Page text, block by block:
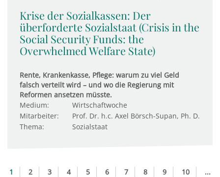
Krise der Sozialkassen: Der
überforderte Sozialstaat (Crisis in the
Social Security Funds: the
Overwhelmed Welfare State)
Rente, Krankenkasse, Pflege: warum zu viel Geld
falsch verteilt wird – und wo die Regierung mit
Reformen ansetzen müsste.
Medium:
Wirtschaftwoche
Mitarbeiter:
Prof. Dr. h.c. Axel Börsch-Supan, Ph. D.
Thema:
Sozialstaat
1 2 3 4 5 6 7 8 9 10
...